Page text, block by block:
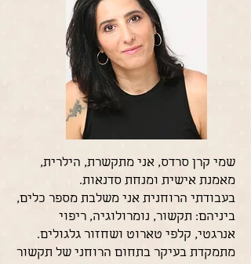
שמי קרן סרדס, אני מתקשרת, הילרית,
מאמנת אישית ומנחת סדנאות.
בעבודתי הרוחנית אני משלבת מספר כלים,
ביניהם: תקשור, נומרולוגיה, ריפוי
אנרגטי, קלפי טארוט ושחזור גלגולים.
מתמקדת בעיקר בתחום הרוחני של תקשור